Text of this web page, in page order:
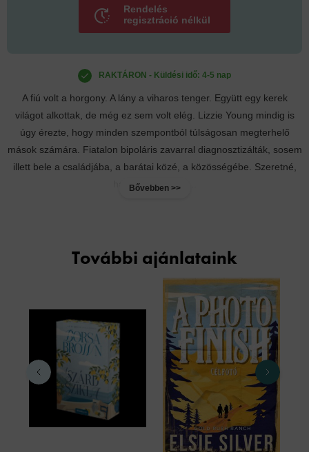
A fiú volt a horgony. A lány a viharos tenger. Együtt egy kerek
világot alkottak, de még ez sem volt elég. Lizzie Young mindig is
úgy érezte, hogy minden szempontból túlságosan megterhelő
mások számára. Fiatalon bipoláris zavarral diagnosztizálták, sosem
illett bele a családjába, a barátai közé, a közösségébe. Szeretné,
ha elfogadnák és...
Bővebben >>
RAKTÁRON - Küldési idő: 4-5 nap
Rendelés
regisztráció nélkül
További ajánlataink